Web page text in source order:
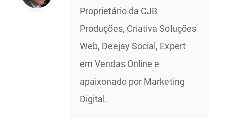
Proprietário da CJB
Produções, Criativa Soluções
Web, Deejay Social, Expert
em Vendas Online e
apaixonado por Marketing
Digital.